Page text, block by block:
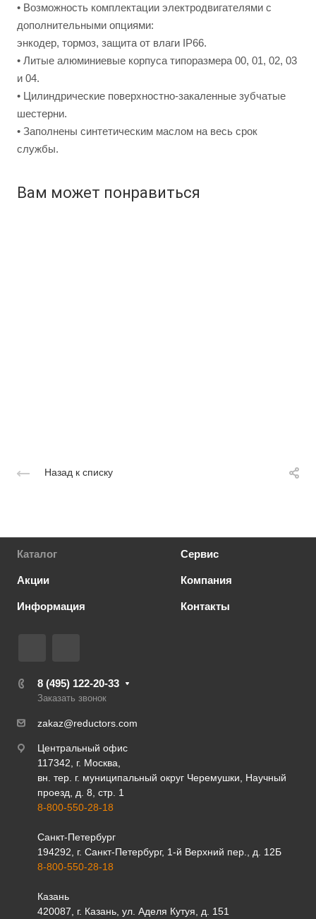
• Возможность комплектации электродвигателями с
дополнительными опциями:
энкодер, тормоз, защита от влаги IP66.
• Литые алюминиевые корпуса типоразмера 00, 01, 02, 03
и 04.
• Цилиндрические поверхностно-закаленные зубчатые
шестерни.
• Заполнены синтетическим маслом на весь срок
службы.
Вам может понравиться
Назад к списку
Каталог Сервис
Акции Компания
Информация Контакты
8 (495) 122-20-33
Заказать звонок
zakaz@reductors.com
Центральный офис
117342, г. Москва,
вн. тер. г. муниципальный округ Черемушки, Научный
проезд, д. 8, стр. 1
8-800-550-28-18
Санкт-Петербург
194292, г. Санкт-Петербург, 1-й Верхний пер., д. 12Б
8-800-550-28-18
Казань
420087, г. Казань, ул. Аделя Кутуя, д. 151